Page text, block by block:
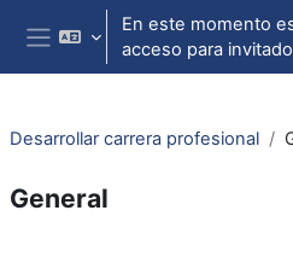
Salta al contenido principal
Panel lateral
En este momento
acceso para
Desarrollar carrera profesional
General